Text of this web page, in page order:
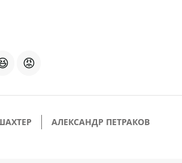
😡
АЛЕКСАНДР ПЕТРАКОВ